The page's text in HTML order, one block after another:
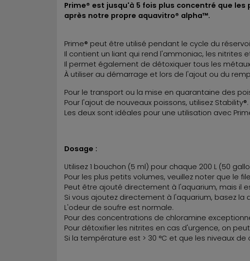
Prime® est jusqu'à 5 fois plus concentré que
après notre propre aquavitro® alpha™.
Prime® peut être utilisé pendant le cycle du
Il contient un liant qui rend l'ammoniac, les nitrites
Il permet également de détoxiquer tous les
À utiliser au démarrage et lors de l'ajout ou du
Pour le transport ou la mise en quarantaine des
Pour l'ajout de nouveaux poissons, utilisez Stability®.
Les deux sont idéales pour une utilisation avec
Dosage :
Utilisez 1 bouchon (5 ml) pour chaque 200 L (50
Pour les plus petits volumes, veuillez noter que le
Peut être ajouté directement à l'aquarium, mais il
Si vous ajoutez directement à l'aquarium, basez la
L'odeur de soufre est normale.
Pour des concentrations de chloramine
Pour détoxifier les nitrites en cas d'urgence, on
Si la température est > 30 °C et que les niveaux